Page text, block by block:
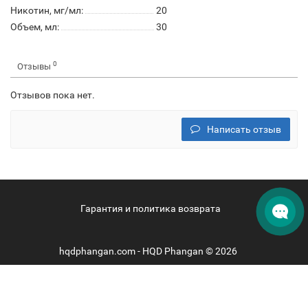
Никотин, мг/мл:
20
Объем, мл:
30
Отзывы 0
Отзывов пока нет.
Написать отзыв
Гарантия и политика возврата
hqdphangan.com - HQD Phangan © 2026